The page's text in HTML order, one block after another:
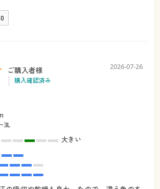
0
ご購入者様
購入確認済み
2026-07-26
大きい